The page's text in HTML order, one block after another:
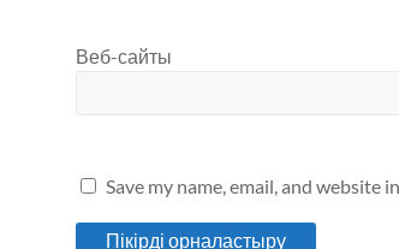
Веб-сайты
Save my name, email, and